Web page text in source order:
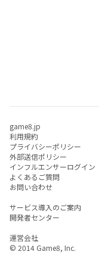
game8.jp
利用規約
プライバシーポリシー
外部送信ポリシー
インフルエンサーログイン
よくあるご質問
お問い合わせ
サービス導入のご案内
開発者センター
運営会社
© 2014 Game8, Inc.